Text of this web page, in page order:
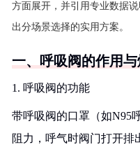
方面展开，并引用专业数据
出分场景选择的实用方案。
一、呼吸阀的作用
1. 呼吸阀的功能
带呼吸阀的口罩（如N95
阻力，呼气时阀门打开排